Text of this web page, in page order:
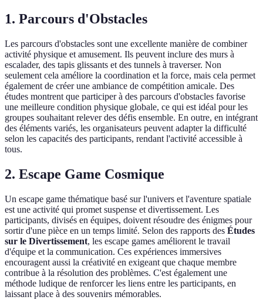
1. Parcours d'Obstacles
Les parcours d'obstacles sont une excellente manière de combiner
activité physique et amusement. Ils peuvent inclure des murs à
escalader, des tapis glissants et des tunnels à traverser. Non
seulement cela améliore la coordination et la force, mais cela permet
également de créer une ambiance de compétition amicale. Des
études montrent que participer à des parcours d'obstacles favorise
une meilleure condition physique globale, ce qui est idéal pour les
groupes souhaitant relever des défis ensemble. En outre, en intégrant
des éléments variés, les organisateurs peuvent adapter la difficulté
selon les capacités des participants, rendant l'activité accessible à
tous.
2. Escape Game Cosmique
Un escape game thématique basé sur l'univers et l'aventure spatiale
est une activité qui promet suspense et divertissement. Les
participants, divisés en équipes, doivent résoudre des énigmes pour
sortir d'une pièce en un temps limité. Selon des rapports des Études
sur le Divertissement, les escape games améliorent le travail
d'équipe et la communication. Ces expériences immersives
encouragent aussi la créativité en exigeant que chaque membre
contribue à la résolution des problèmes. C'est également une
méthode ludique de renforcer les liens entre les participants, en
laissant place à des souvenirs mémorables.